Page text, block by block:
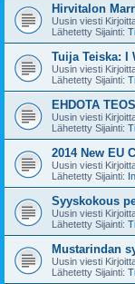
Hirvitalon
Uusin viesti
Lähetetty Sijainti:
Tuija Teiska: I
Uusin viesti
Lähetetty Sijainti:
EHDOTA
Uusin viesti
Lähetetty Sijainti:
2014 New EU
Uusin viesti
Lähetetty Sijainti:
Syyskokous
Uusin viesti
Lähetetty Sijainti:
Mustarindan
Uusin viesti
Lähetetty Sijainti: